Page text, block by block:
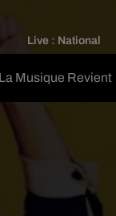
Live : National
La Musique Revient